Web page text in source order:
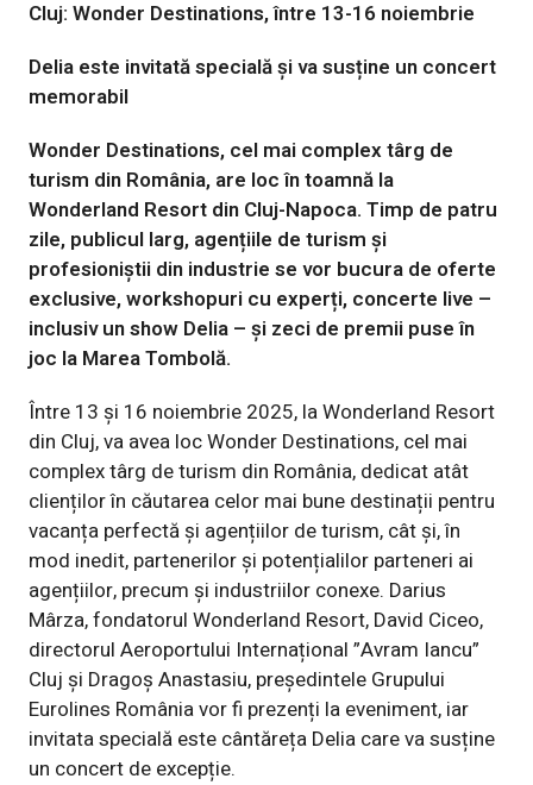
Cluj: Wonder Destinations, între 13-16 noiembrie
Delia este invitată specială și va susține un concert
memorabil
Wonder Destinations, cel mai complex târg de
turism din România, are loc în toamnă la
Wonderland Resort din Cluj-Napoca. Timp de patru
zile, publicul larg, agențiile de turism și
profesioniștii din industrie se vor bucura de oferte
exclusive, workshopuri cu experți, concerte live –
inclusiv un show Delia – și zeci de premii puse în
joc la Marea Tombolă.
Între 13 și 16 noiembrie 2025, la Wonderland Resort
din Cluj, va avea loc Wonder Destinations, cel mai
complex târg de turism din România, dedicat atât
clienților în căutarea celor mai bune destinații pentru
vacanța perfectă și agențiilor de turism, cât și, în
mod inedit, partenerilor și potențialilor parteneri ai
agențiilor, precum și industriilor conexe. Darius
Mârza, fondatorul Wonderland Resort, David Ciceo,
directorul Aeroportului Internațional ”Avram Iancu”
Cluj și Dragoș Anastasiu, președintele Grupului
Eurolines România vor fi prezenți la eveniment, iar
invitata specială este cântăreța Delia care va susține
un concert de excepție.